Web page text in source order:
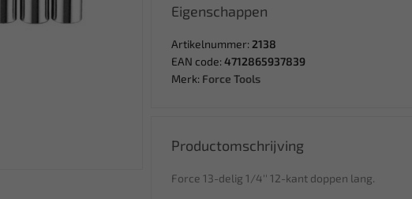
Eigenschappen
Artikelnummer: 2138
EAN code: 4712865937839
Merk: Force Tools
Productomschrijving
Force 13-delig 1/4'' 12-kant doppen lang.